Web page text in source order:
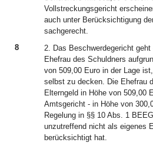
Vollstreckungsgericht
auch unter Berücksichtigung
sachgerecht.
8
2. Das Beschwerdegericht
Ehefrau des Schuldners
von 509,00 Euro in der Lage
selbst zu decken. Die Ehefrau
Elterngeld in Höhe von 509,00
Amtsgericht - in Höhe von
Regelung in §§ 10 Abs. 1
unzutreffend nicht als eigenes
berücksichtigt hat.